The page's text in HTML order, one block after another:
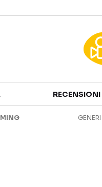
RECENSIONI
GENERI